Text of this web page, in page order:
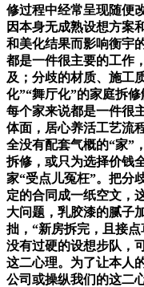
修过程中经常呈现随便
因本身无成熟设想方案
和美化结果而影响衡宇
都是一件很主要的工作
及；分歧的材质、施工
化”“舞厅化”的家庭拆
每个家来说都是一件很
体面，居心养活工艺流
全没有配套气概的“家”
拆修，或只为选择价钱
家“受点儿冤枉”。把分
定的合同成一纸空文，
大问题，乳胶漆的腻子
拙，“新房拆完，且接
没有过硬的设想步队，
这二心理。为了让本人
公司或操纵我们的这二